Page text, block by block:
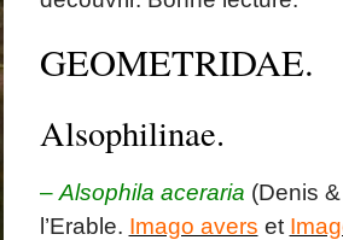
GEOMETRIDAE.
Alsophilinae.
– Alsophila aceraria (Denis
l’Erable. Imago avers et